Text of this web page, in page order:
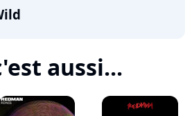
aussi...